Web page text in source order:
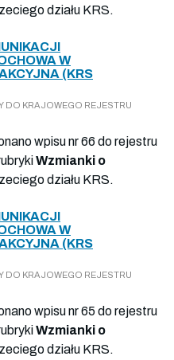
działu KRS.
W
(KRS
DO KRAJOWEGO REJESTRU
wpisu nr 66 do rejestru
Wzmianki o
działu KRS.
W
(KRS
DO KRAJOWEGO REJESTRU
wpisu nr 65 do rejestru
Wzmianki o
działu KRS.